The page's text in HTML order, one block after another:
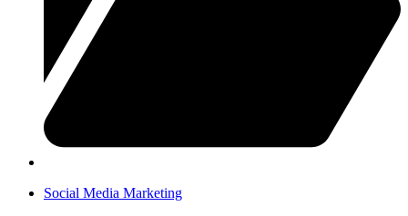
Social Media Marketing